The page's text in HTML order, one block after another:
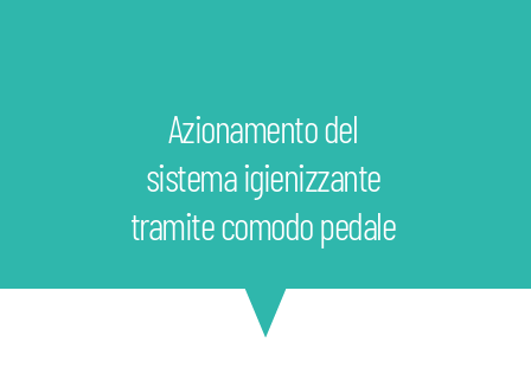
Azionamento del
sistema igienizzante
tramite comodo pedale